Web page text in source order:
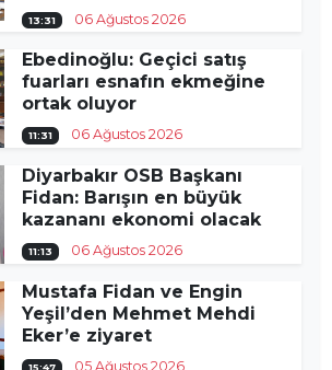
13:31 06 Ağustos 2026
Ebedinoğlu: Geçici satış
fuarları esnafın ekmeğine
ortak oluyor
11:31 06 Ağustos 2026
Diyarbakır OSB Başkanı
Fidan: Barışın en büyük
kazananı ekonomi olacak
11:13 06 Ağustos 2026
Mustafa Fidan ve Engin
Yeşil’den Mehmet Mehdi
Eker’e ziyaret
15:47 05 Ağustos 2026